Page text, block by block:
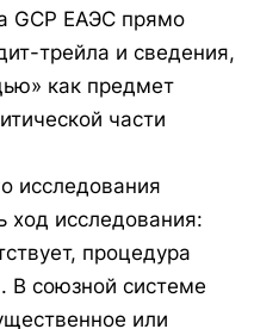
GCP ЕАЭС прямо
трейла и сведения,
как предмет
части
исследования
ход исследования:
процедура
В союзной системе
или